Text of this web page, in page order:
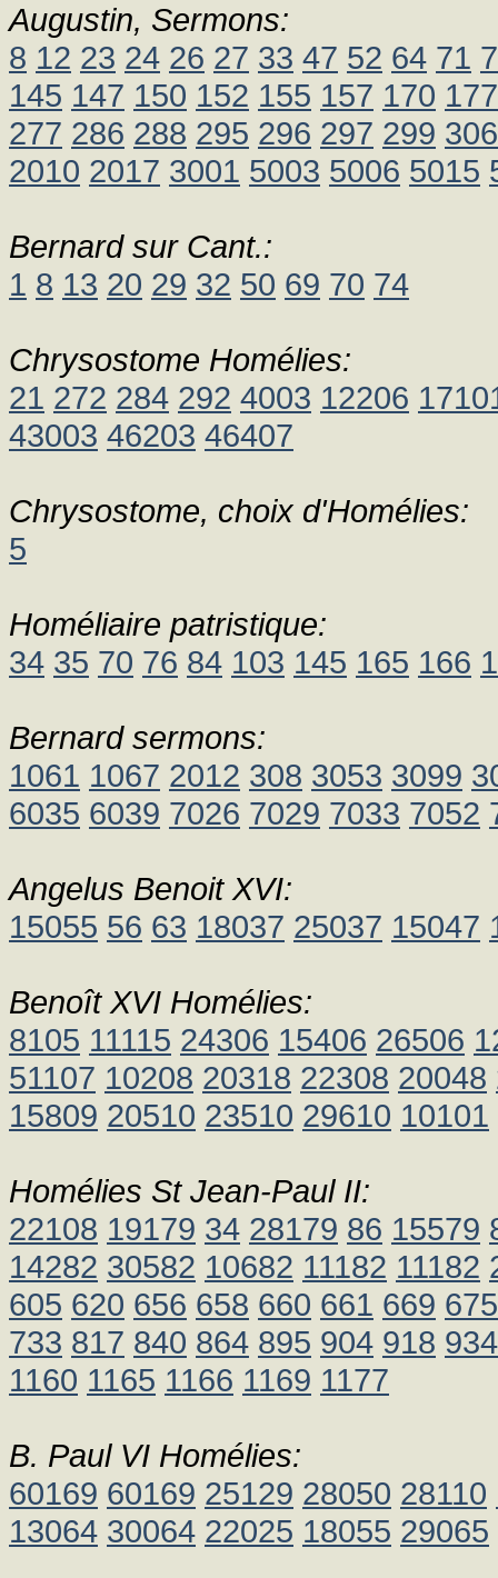
Augustin, Sermons:
8 12 23 24 26 27 33 47 52 64 71
145 147 150 152 155 157 170 177
277 286 288 295 296 297 299 306
2010 2017 3001 5003 5006 5015
Bernard sur Cant.:
1 8 13 20 29 32 50 69 70 74
Chrysostome Homélies:
21 272 284 292 4003 12206
43003 46203 46407
Chrysostome, choix d'Homélies:
5
Homéliaire patristique:
34 35 70 76 84 103 145 165 166
Bernard sermons:
1061 1067 2012 308 3053 3099
6035 6039 7026 7029 7033 7052
Angelus Benoit XVI:
15055 56 63 18037 25037 15047
Benoît XVI Homélies:
8105 11115 24306 15406 26506
51107 10208 20318 22308 20048
15809 20510 23510 29610 10101
Homélies St Jean-Paul II:
22108 19179 34 28179 86 15579
14282 30582 10682 11182 11182
605 620 656 658 660 661 669 675
733 817 840 864 895 904 918 934
1160 1165 1166 1169 1177
B. Paul VI Homélies:
60169 60169 25129 28050 28110
13064 30064 22025 18055 29065